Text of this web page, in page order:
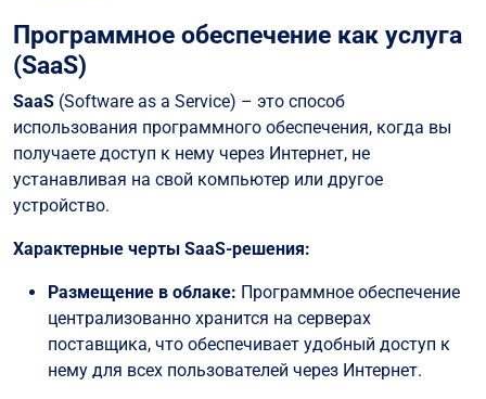
Программное обеспечение как услуга
(SaaS)
SaaS (Software as a Service) – это способ
использования программного обеспечения, когда вы
получаете доступ к нему через Интернет, не
устанавливая на свой компьютер или другое
устройство.
Характерные черты SaaS-решения:
Размещение в облаке: Программное обеспечение
централизованно хранится на серверах
поставщика, что обеспечивает удобный доступ к
нему для всех пользователей через Интернет.